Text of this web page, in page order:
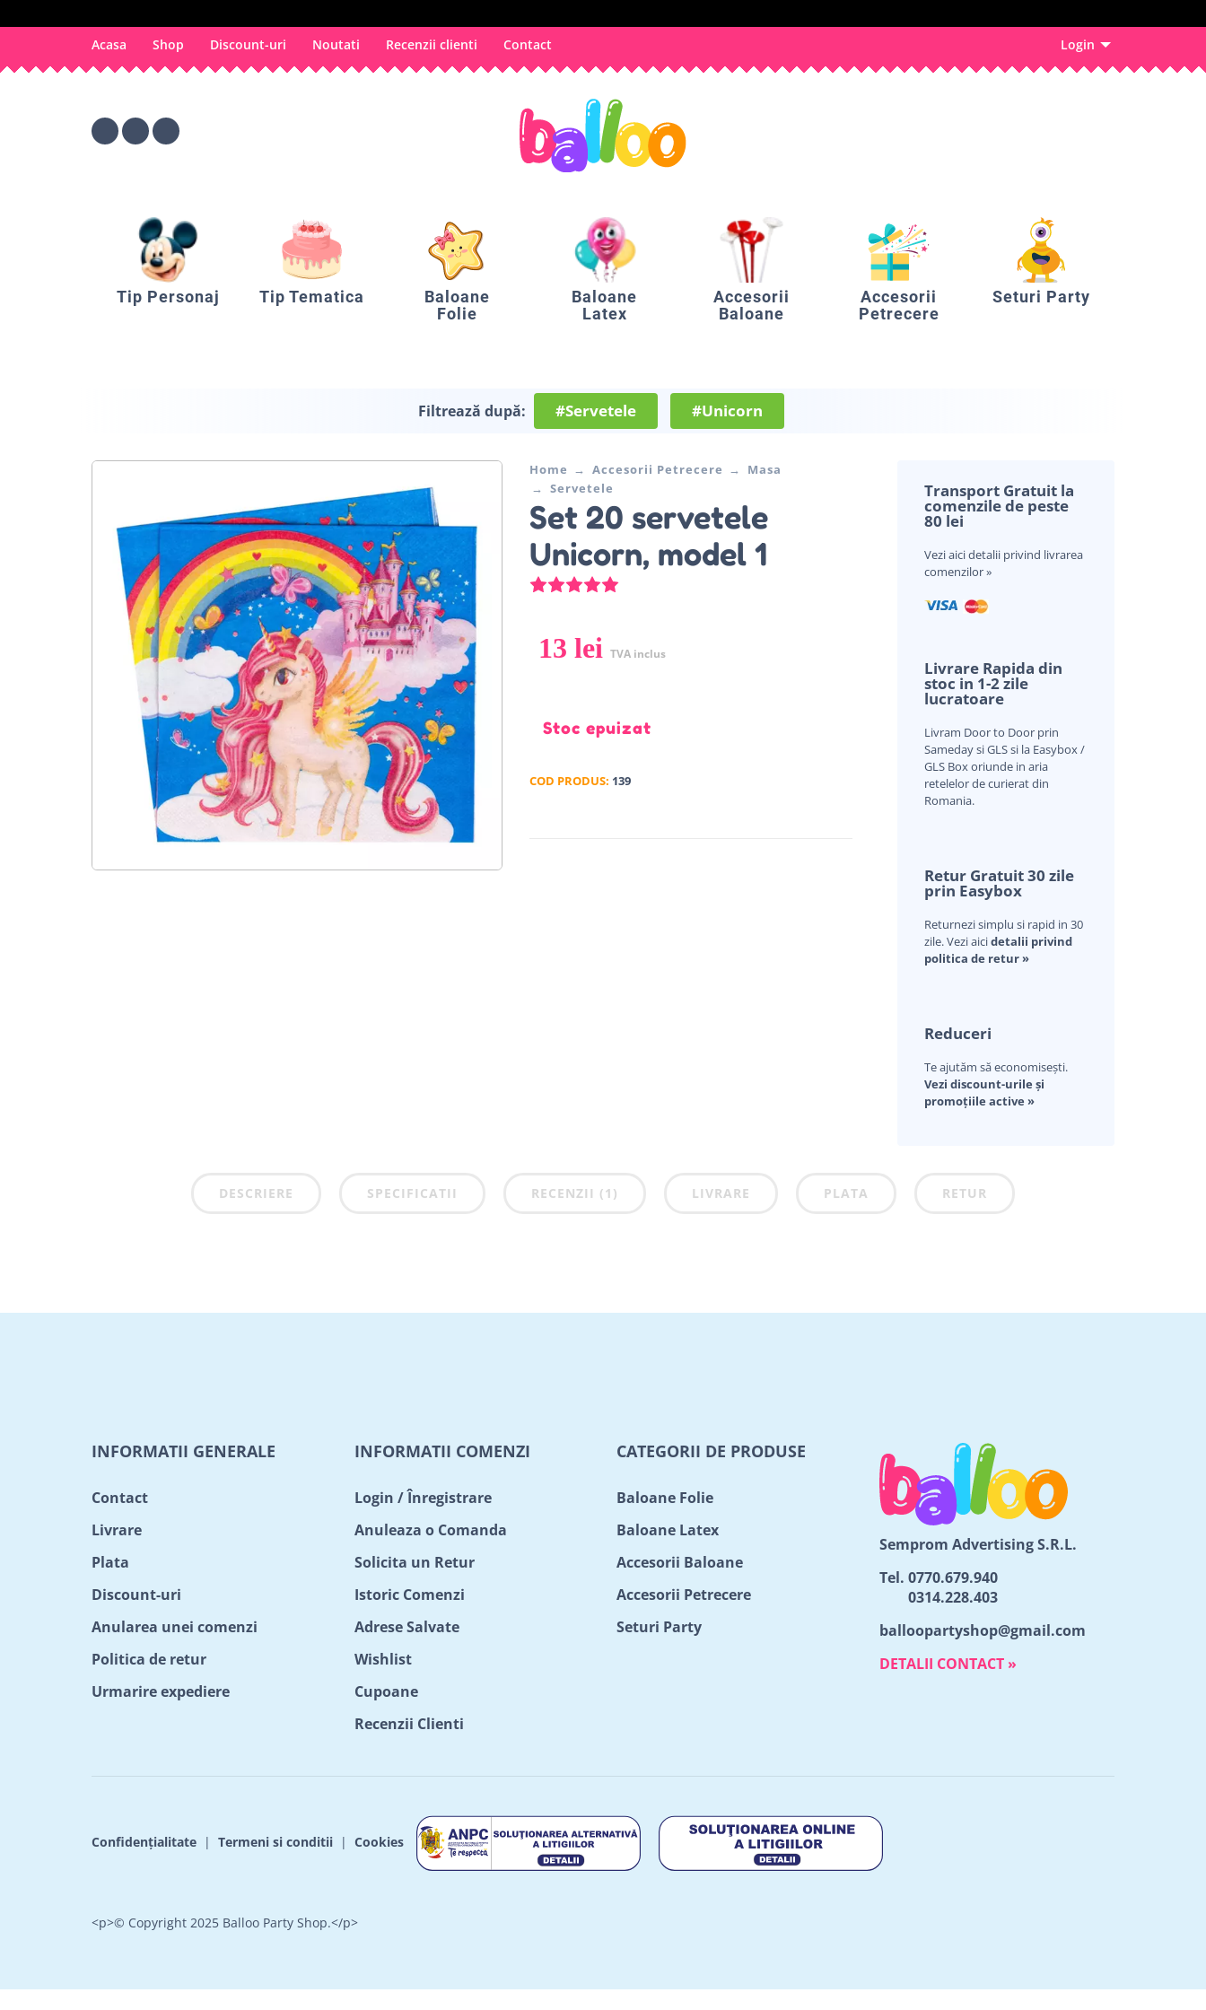
Acasa Shop Discount-uri Noutati Recenzii clienti Contact Login
Tip Personaj Tip Tematica
Baloane
Folie
Baloane
Latex
Accesorii
Baloane
Accesorii
Petrecere
Seturi Party
Filtrează după: #Servetele #Unicorn
Home Accesorii Petrecere
Masa
Servetele
Set 20 servetele
Unicorn, model 1
Evaluat la
13 lei TVA inclus
Stoc epuizat
COD PRODUS: 139
Transport Gratuit la
comenzile de peste
80 lei
Vezi aicidetalii privind livrarea
comenzilor »
Livrare Rapida din
stoc in 1-2 zile
lucratoare
Livram Door to Door prin
Sameday si GLS si la Easybox /
GLS Box oriunde in aria
retelelor de curierat din
Romania.
Retur Gratuit 30 zile
prin Easybox
Returnezi simplu si rapid in 30
zile. Vezi aicidetalii privind
politica de retur »
Reduceri
Te ajutăm să economisești.
Vezi discount-urile și
promoțiile active »
DESCRIERE SPECIFICATII RECENZII (1) LIVRARE PLATA RETUR
INFORMATII GENERALE
Contact
Livrare
Plata
Discount-uri
Anularea unei comenzi
Politica de retur
Urmarire expediere
INFORMATII COMENZI
Login / Înregistrare
Anuleaza o Comanda
Solicita un Retur
Istoric Comenzi
Adrese Salvate
Wishlist
Cupoane
Recenzii Clienti
CATEGORII DE PRODUSE
Baloane Folie
Baloane Latex
Accesorii Baloane
Accesorii Petrecere
Seturi Party
Semprom Advertising S.R.L.
Tel. 0770.679.940
0314.228.403
balloopartyshop@gmail.com
DETALII CONTACT »
Confidențialitate | Termeni si conditii | Cookies
<p>© Copyright 2025 Balloo Party Shop.</p>